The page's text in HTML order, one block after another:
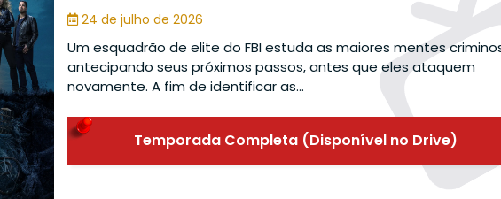
24 de julho de 2026
Um esquadrão de elite do FBI estuda as maiores mentes
antecipando seus próximos passos, antes que eles ataquem
novamente. A fim de identificar as…
Temporada Completa (Disponível no Drive)